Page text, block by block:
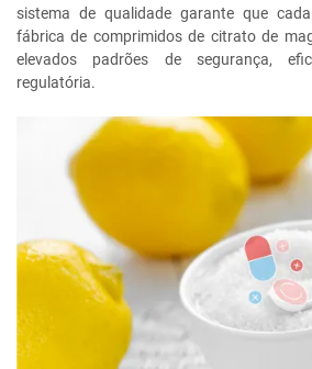
sistema de qualidade garante que
fábrica de comprimidos de citrato de
elevados padrões de segurança,
regulatória.